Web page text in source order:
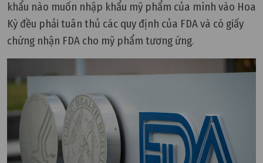
khẩu nào muốn nhập khẩu mỹ phẩm của mình vào Hoa
Kỳ đều phải tuân thủ các quy định của FDA và có giấy
chứng nhận FDA cho mỹ phẩm tương ứng.